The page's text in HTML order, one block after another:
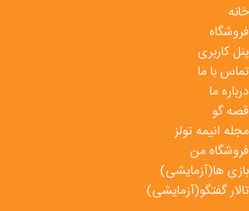
خانه
فروشگاه
پنل کاربری
تماس با ما
درباره ما
قصه گو
مجله انیمه تولز
فروشگاه من
بازی ها(آزمایشی)
تالار گفتگو(آزمایشی)